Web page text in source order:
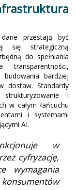
przestają być
się strategiczną
do spełniania
transparentności,
bardziej
dostaw. Standardy
i
w całym łańcuchu
i systemami
AI.
w
cyfryzację,
wymagania